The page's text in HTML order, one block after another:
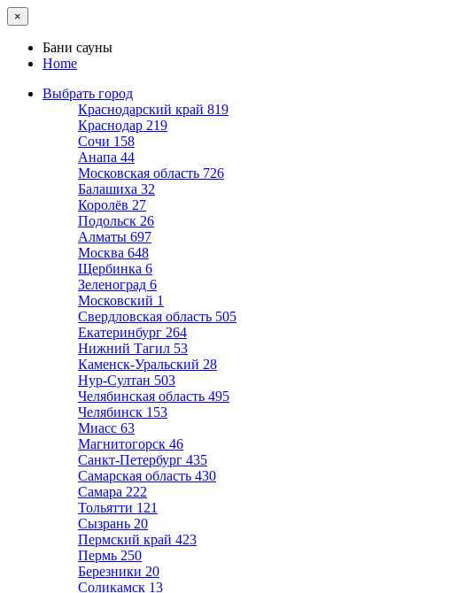
×
Бани сауны
Home
Выбрать город
Краснодарский край 819
Краснодар 219
Сочи 158
Анапа 44
Московская область 726
Балашиха 32
Королёв 27
Подольск 26
Алматы 697
Москва 648
Щербинка 6
Зеленоград 6
Московский 1
Свердловская область 505
Екатеринбург 264
Нижний Тагил 53
Каменск-Уральский 28
Нур-Султан 503
Челябинская область 495
Челябинск 153
Миасс 63
Магнитогорск 46
Санкт-Петербург 435
Самарская область 430
Самара 222
Тольятти 121
Сызрань 20
Пермский край 423
Пермь 250
Березники 20
Соликамск 13